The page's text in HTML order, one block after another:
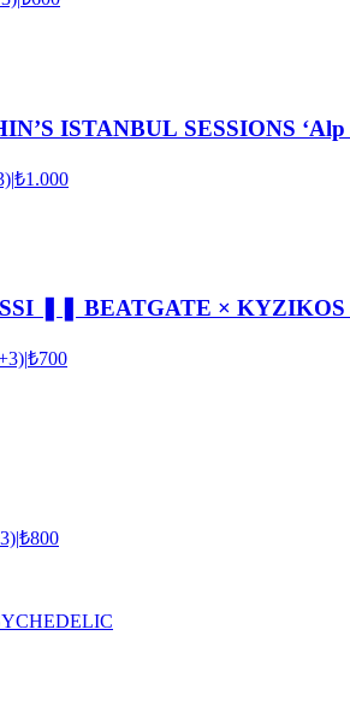
ISTANBUL SESSIONS ‘Alp
|₺1.000
❚❚ BEATGATE × KYZIKOS
|₺700
|₺800